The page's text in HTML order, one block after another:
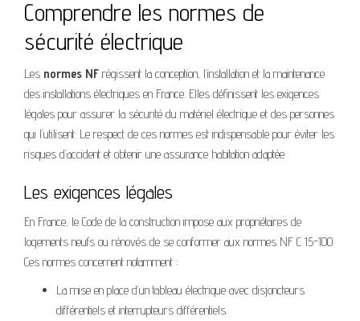
Comprendre les normes de
sécurité électrique
Les normes NF régissent la conception, l’installation et la maintenance
des installations électriques en France. Elles définissent les exigences
légales pour assurer la sécurité du matériel électrique et des personnes
qui l’utilisent. Le respect de ces normes est indispensable pour éviter les
risques d’accident et obtenir une assurance habitation adaptée.
Les exigences légales
En France, le Code de la construction impose aux propriétaires de
logements neufs ou rénovés de se conformer aux normes NF C 15-100.
Ces normes concernent notamment :
La mise en place d’un tableau électrique avec disjoncteurs
différentiels et interrupteurs différentiels.